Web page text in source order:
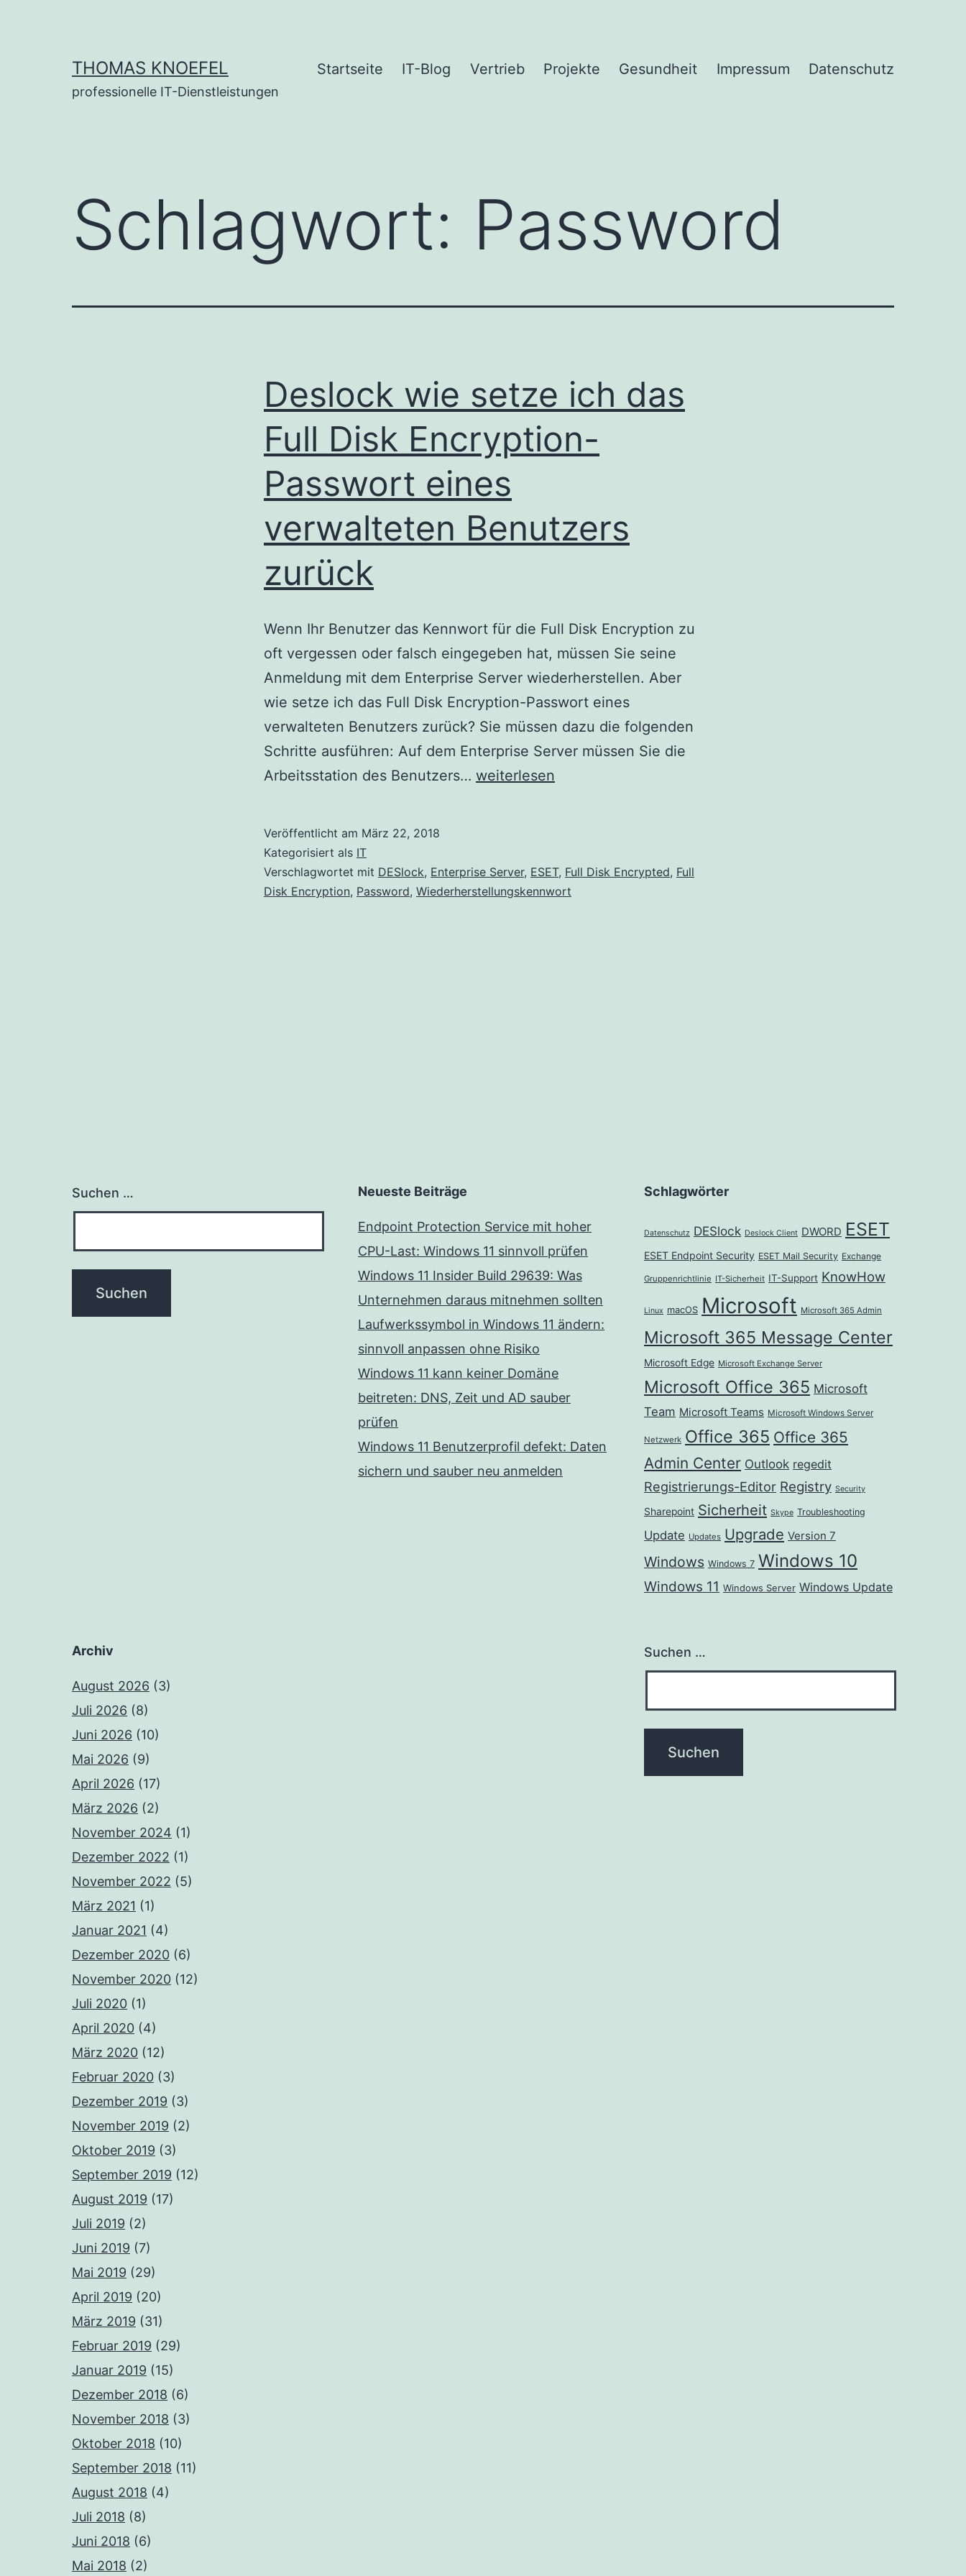
THOMAS KNOEFEL
professionelle IT-Dienstleistungen
Startseite IT-Blog Vertrieb Projekte Gesundheit Impressum Datenschutz
Schlagwort: Password
Deslock wie setze ich das
Full Disk Encryption-
Passwort eines
verwalteten Benutzers
zurück
Wenn Ihr Benutzer das Kennwort für die Full Disk Encryption zu
oft vergessen oder falsch eingegeben hat, müssen Sie seine
Anmeldung mit dem Enterprise Server wiederherstellen. Aber
wie setze ich das Full Disk Encryption-Passwort eines
verwalteten Benutzers zurück? Sie müssen dazu die folgenden
Schritte ausführen: Auf dem Enterprise Server müssen Sie die
Arbeitsstation des Benutzers… Deslock
das
Full
weiterlesen
Veröffentlicht am März 22, 2018
Kategorisiert als IT
Verschlagwortet mit DESlock, Enterprise Server, ESET, Full Disk Encrypted, Full
Disk Encryption, Password, Wiederherstellungskennwort
Suchen … Neueste Beiträge
Endpoint Protection Service mit hoher
CPU-Last: Windows 11 sinnvoll prüfen
Windows 11 Insider Build 29639: Was
Unternehmen daraus mitnehmen sollten
Laufwerkssymbol in Windows 11 ändern:
sinnvoll anpassen ohne Risiko
Windows 11 kann keiner Domäne
beitreten: DNS, Zeit und AD sauber
prüfen
Windows 11 Benutzerprofil defekt: Daten
sichern und sauber neu anmelden
Schlagwörter
Datenschutz DESlock Deslock Client DWORD ESET
ESET Endpoint Security ESET Mail Security Exchange
Gruppenrichtlinie IT-Sicherheit IT-Support KnowHow
Linux macOS Microsoft Microsoft 365 Admin
Microsoft 365 Message Center
Microsoft Edge Microsoft Exchange Server
Microsoft Office 365 Microsoft
Team Microsoft Teams Microsoft Windows Server
Netzwerk Office 365 Office 365
Admin Center Outlook regedit
Registrierungs-Editor Registry Security
Sharepoint Sicherheit Skype Troubleshooting
Update Updates Upgrade Version 7
Windows Windows 7 Windows 10
Windows 11 Windows Server Windows Update
Archiv
August 2026 (3)
Juli 2026 (8)
Juni 2026 (10)
Mai 2026 (9)
April 2026 (17)
März 2026 (2)
November 2024 (1)
Dezember 2022 (1)
November 2022 (5)
März 2021 (1)
Januar 2021 (4)
Dezember 2020 (6)
November 2020 (12)
Juli 2020 (1)
April 2020 (4)
März 2020 (12)
Februar 2020 (3)
Dezember 2019 (3)
November 2019 (2)
Oktober 2019 (3)
September 2019 (12)
August 2019 (17)
Juli 2019 (2)
Juni 2019 (7)
Mai 2019 (29)
April 2019 (20)
März 2019 (31)
Februar 2019 (29)
Januar 2019 (15)
Dezember 2018 (6)
November 2018 (3)
Oktober 2018 (10)
September 2018 (11)
August 2018 (4)
Juli 2018 (8)
Juni 2018 (6)
Mai 2018 (2)
Suchen …